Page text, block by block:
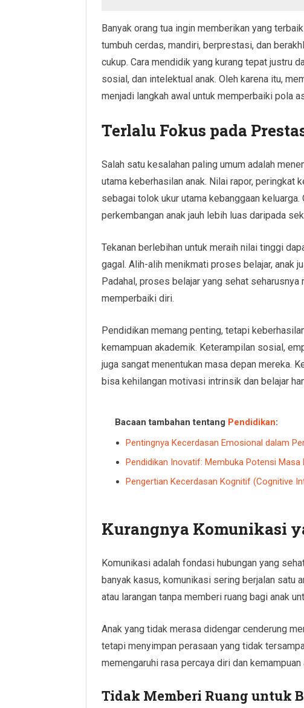
Banyak orang tua ingin memberikan yang
tumbuh cerdas, mandiri, berprestasi, dan
cukup. Cara mendidik yang kurang tepat justru
sosial, dan intelektual anak. Oleh karena itu,
menjadi langkah awal untuk memperbaiki pola
Terlalu Fokus pada
Salah satu kesalahan paling umum adalah
utama keberhasilan anak. Nilai rapor, peringkat
sebagai tolok ukur utama kebanggaan
perkembangan anak jauh lebih luas daripada
Tekanan berlebihan untuk meraih nilai tinggi
gagal. Alih-alih menikmati proses belajar, anak
Padahal, proses belajar yang sehat seharusnya
memperbaiki diri.
Pendidikan memang penting, tetapi
kemampuan akademik. Keterampilan sosial,
juga sangat menentukan masa depan mereka.
bisa kehilangan motivasi intrinsik dan belajar
Bacaan tambahan tentang Pendidikan:
Pentingnya Kecerdasan Emosional dalam
Pendidikan Inovatif: Membuka Potensi Masa
Pengertian Kecerdasan Kognitif (Cognitive
Kurangnya Komunikasi
Komunikasi adalah fondasi hubungan yang
banyak kasus, komunikasi sering berjalan satu
atau larangan tanpa memberi ruang bagi anak
Anak yang tidak merasa didengar cenderung
tetapi menyimpan perasaan yang tidak
memengaruhi rasa percaya diri dan
Tidak Memberi Ruang untuk